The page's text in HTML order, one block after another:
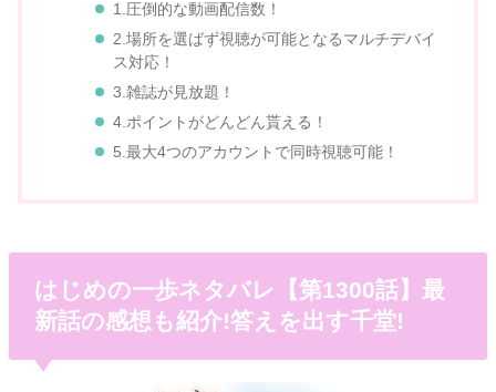
1.圧倒的な動画配信数！
2.場所を選ばず視聴が可能となるマルチデバイ
ス対応！
3.雑誌が見放題！
4.ポイントがどんどん貰える！
5.最大4つのアカウントで同時視聴可能！
はじめの一歩ネタバレ【第1300話】最
新話の感想も紹介!答えを出す千堂!